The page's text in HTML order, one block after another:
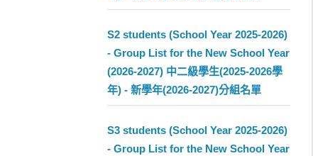
S2 students (School Year 2025-2026)
- Group List for the New School Year
(2026-2027) 中二級學生(2025-2026學
年) - 新學年(2026-2027)分組名單
S3 students (School Year 2025-2026)
- Group List for the New School Year